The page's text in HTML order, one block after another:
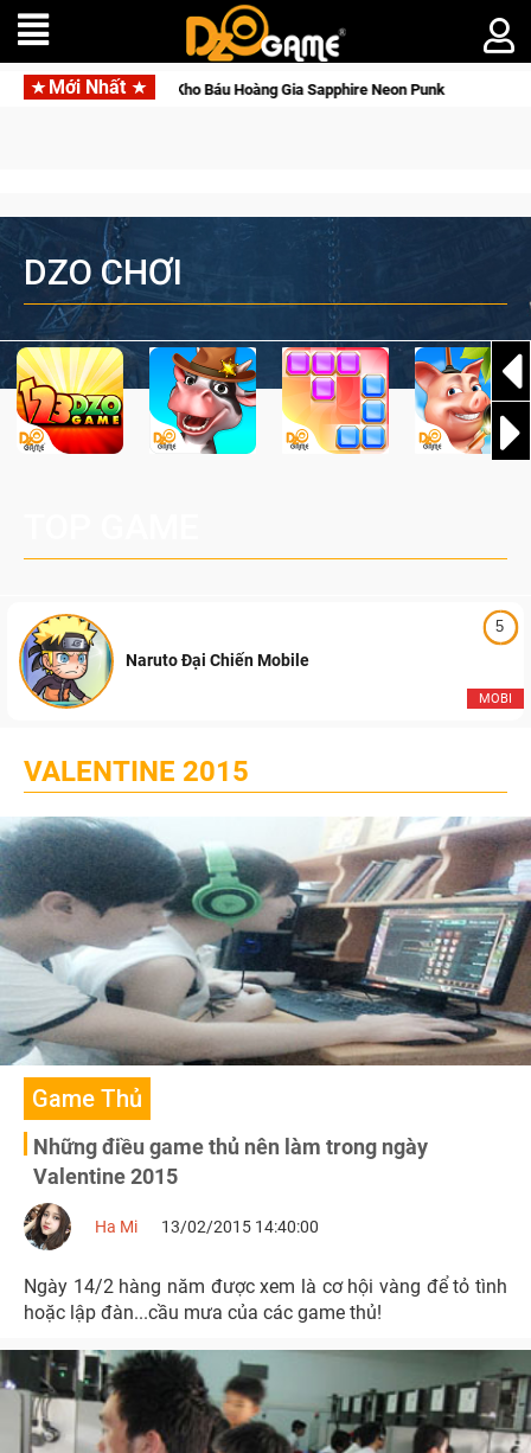
Mới Nhất
đèn với Kho Báu Hoàng Gia Sapphire Neon Punk
DZO CHƠI
5
MOBI
Naruto Đại Chiến Mobile
VALENTINE 2015
Game Thủ
Những điều game thủ nên làm trong ngày
Valentine 2015
Ha Mi 13/02/2015 14:40:00
Ngày 14/2 hàng năm được xem là cơ hội vàng để tỏ tình
hoặc lập đàn...cầu mưa của các game thủ!